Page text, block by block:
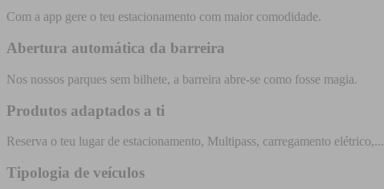
Com a app gere o teu estacionamento com maior comodidade.
Abertura automática da barreira
Nos nossos parques sem bilhete, a barreira abre-se como fosse magia.
Produtos adaptados a ti
Reserva o teu lugar de estacionamento, Multipass, carregamento elétrico,...
Tipologia de veículos